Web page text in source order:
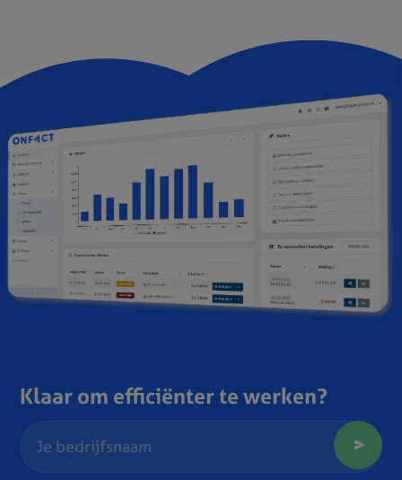
Klaar om efficiënter te werken?